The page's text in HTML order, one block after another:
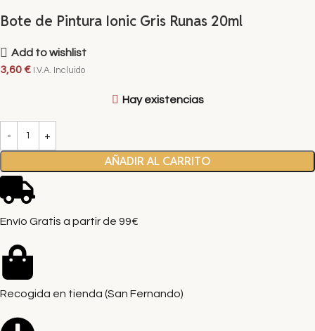
Bote de Pintura Ionic Gris Runas 20ml
Add to wishlist
3,60€ I.V.A. Incluido
Hay existencias
AÑADIR AL CARRITO
Envío Gratis a partir de 99€
Recogida en tienda (San Fernando)